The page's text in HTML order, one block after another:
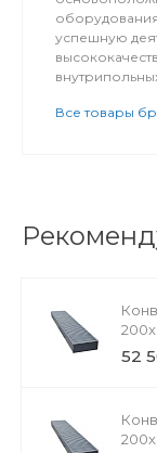
успешную
Все товары
52